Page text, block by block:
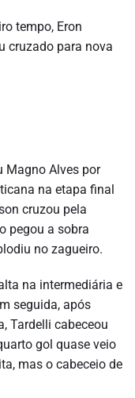
tempo, Eron
cruzado para nova
Magno Alves por
na etapa final
cruzou pela
pegou a sobra
no zagueiro.
na intermediária e
seguida, após
Tardelli cabeceou
gol quase veio
mas o cabeceio de